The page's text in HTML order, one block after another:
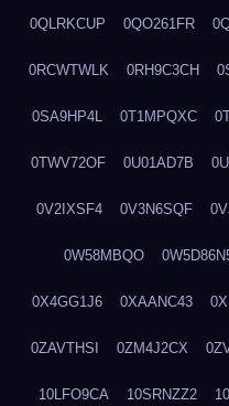
0QLRKCUP 0QO261FR
0RCWTWLK 0RH9C3CH
0SA9HP4L 0T1MPQXC
0TWV72OF 0U01AD7B
0V2IXSF4 0V3N6SQF
0W58MBQO
0X4GG1J6 0XAANC43
0ZAVTHSI 0ZM4J2CX
10LFO9CA 10SRNZZ2